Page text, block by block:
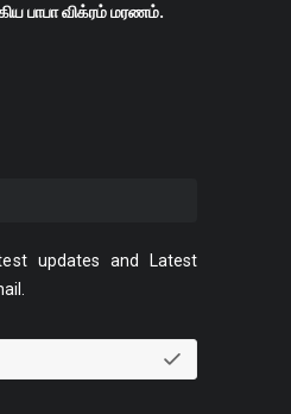
பாபா விக்ரம் மரணம்.
updates and Latest